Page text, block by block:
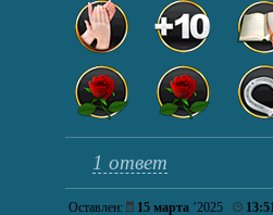
1 ответ
Оставлен: 15 марта ’2025